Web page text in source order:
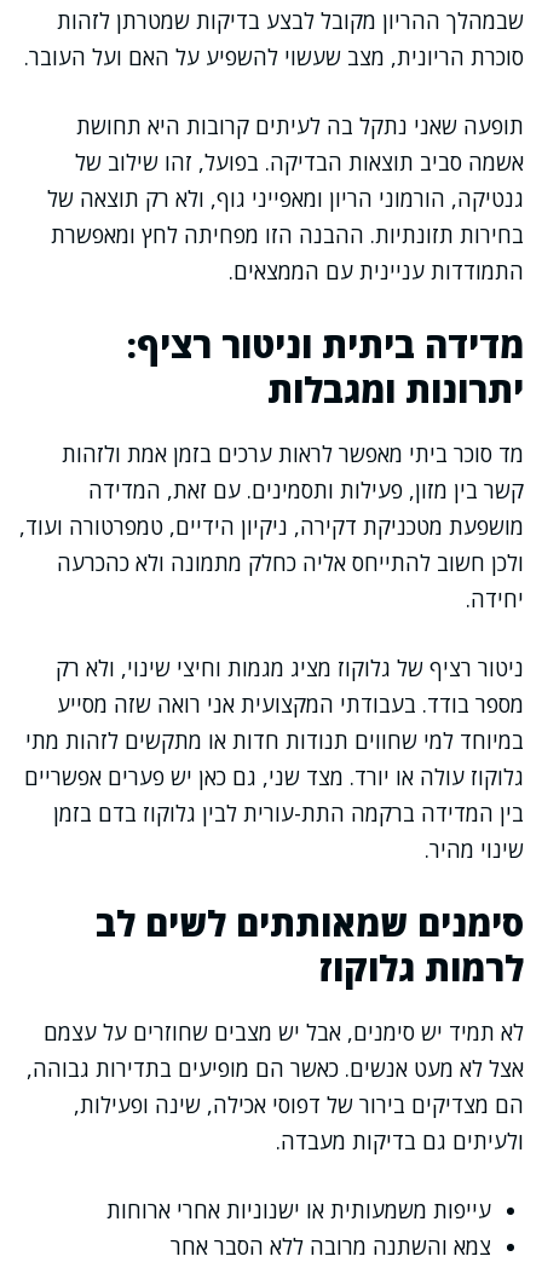
שבמהלך ההריון מקובל לבצע בדיקות שמטרתן לזהות
סוכרת הריונית, מצב שעשוי להשפיע על האם ועל העובר.
תופעה שאני נתקל בה לעיתים קרובות היא תחושת
אשמה סביב תוצאות הבדיקה. בפועל, זהו שילוב של
גנטיקה, הורמוני הריון ומאפייני גוף, ולא רק תוצאה של
בחירות תזונתיות. ההבנה הזו מפחיתה לחץ ומאפשרת
התמודדות עניינית עם הממצאים.
מדידה ביתית וניטור רציף:
יתרונות ומגבלות
מד סוכר ביתי מאפשר לראות ערכים בזמן אמת ולזהות
קשר בין מזון, פעילות ותסמינים. עם זאת, המדידה
מושפעת מטכניקת דקירה, ניקיון הידיים, טמפרטורה ועוד,
ולכן חשוב להתייחס אליה כחלק מתמונה ולא כהכרעה
יחידה.
ניטור רציף של גלוקוז מציג מגמות וחיצי שינוי, ולא רק
מספר בודד. בעבודתי המקצועית אני רואה שזה מסייע
במיוחד למי שחווים תנודות חדות או מתקשים לזהות מתי
גלוקוז עולה או יורד. מצד שני, גם כאן יש פערים אפשריים
בין המדידה ברקמה התת-עורית לבין גלוקוז בדם בזמן
שינוי מהיר.
סימנים שמאותתים לשים לב
לרמות גלוקוז
לא תמיד יש סימנים, אבל יש מצבים שחוזרים על עצמם
אצל לא מעט אנשים. כאשר הם מופיעים בתדירות גבוהה,
הם מצדיקים בירור של דפוסי אכילה, שינה ופעילות,
ולעיתים גם בדיקות מעבדה.
עייפות משמעותית או ישנוניות אחרי ארוחות
צמא והשתנה מרובה ללא הסבר אחר